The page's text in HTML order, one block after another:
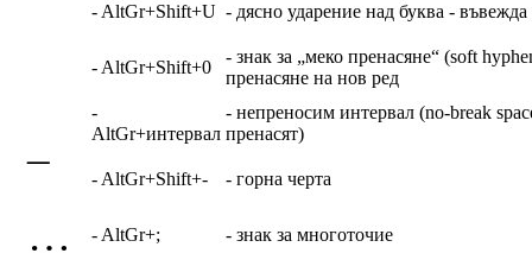
- AltGr+Shift+U - дясно ударение над буква -
- AltGr+Shift+0
- знак за „меко пренасяне“ (soft
пренасяне на нов ред
-
AltGr+интервал
- непреносим интервал (no-break
пренасят)
¯ - AltGr+Shift+- - горна черта
… - AltGr+; - знак за многоточие